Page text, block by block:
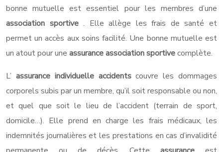
bonne mutuelle est essentiel pour les membres d’une
association sportive. Elle allège les frais de santé et
permet un accès aux soins facilité. Une bonne mutuelle est
un atout pour une assurance association sportivecomplète.
L’ assurance individuelle accidentscouvre les dommages
corporels subis par un membre, qu’il soit responsable ou non,
et quel que soit le lieu de l’accident (terrain de sport,
domicile…). Elle prend en charge les frais médicaux, les
indemnités journalières et les prestations en cas d’invalidité